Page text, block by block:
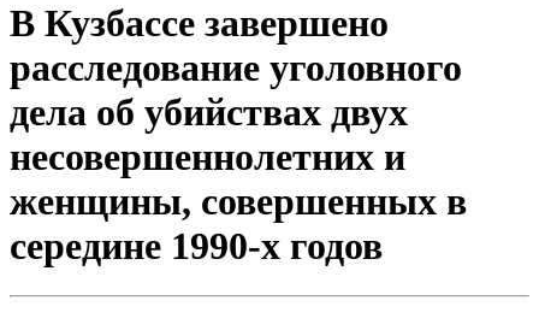
В Кузбассе завершено
расследование уголовного
дела об убийствах двух
несовершеннолетних и
женщины, совершенных в
середине 1990-х годов